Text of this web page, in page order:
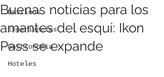
Destinos
Experiencias
Gastronomia
Hoteles
Buenas noticias para los
amantes del esquí: Ikon
Pass se expande